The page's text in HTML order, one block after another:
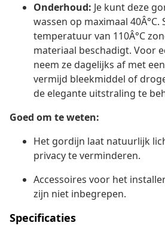
Onderhoud: Je kunt deze
wassen op maximaal
temperatuur van 110Â°C
materiaal beschadigt. Voor
neem ze dagelijks af met
vermijd bleekmiddel of
de elegante uitstraling te
Goed om te weten:
Het gordijn laat natuurlijk
privacy te verminderen.
Accessoires voor het
zijn niet inbegrepen.
Specificaties